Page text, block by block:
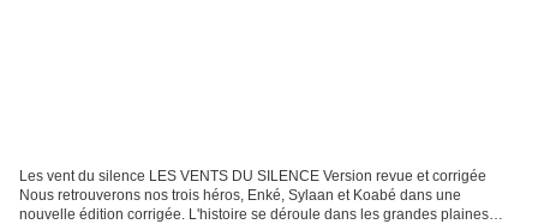
Les vent du silence LES VENTS DU SILENCE Version revue et corrigée
Nous retrouverons nos trois héros, Enké, Sylaan et Koabé dans une
nouvelle édition corrigée. L'histoire se déroule dans les grandes plaines